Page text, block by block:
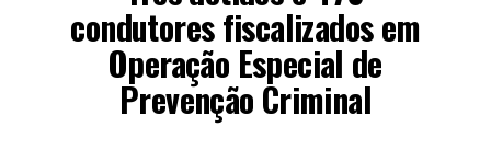
condutores fiscalizados em
Operação Especial de
Prevenção Criminal